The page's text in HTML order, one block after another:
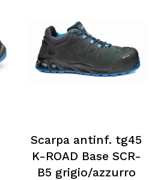
Scarpa antinf. tg45
K-ROAD Base SCR-
B5 grigio/azzurro